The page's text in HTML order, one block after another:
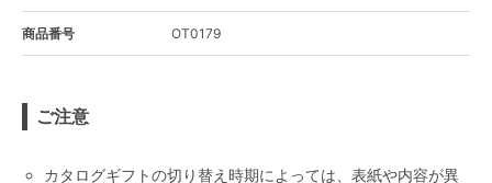
商品番号 OT0179
ご注意
カタログギフトの切り替え時期によっては、表紙や内容が異